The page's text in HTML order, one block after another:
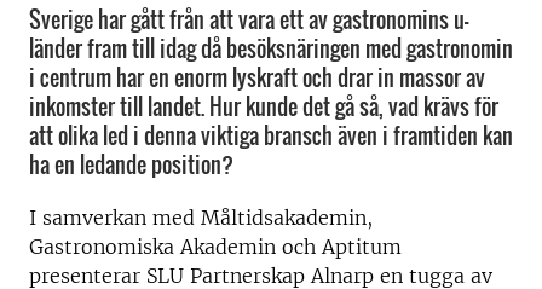
Sverige har gått från att vara ett av gastronomins u-
länder fram till idag då besöksnäringen med gastronomin
i centrum har en enorm lyskraft och drar in massor av
inkomster till landet. Hur kunde det gå så, vad krävs för
att olika led i denna viktiga bransch även i framtiden kan
ha en ledande position?
I samverkan med Måltidsakademin,
Gastronomiska Akademin och Aptitum
presenterar SLU Partnerskap Alnarp en tugga av